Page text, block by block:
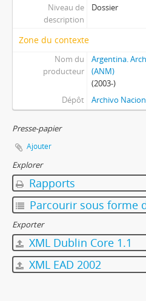
Niveau de
description
Dossier
Zone du contexte
Nom du
producteur
Argentina.
(ANM)
(2003-)
Dépôt
Archivo
Presse-papier
Ajouter
Explorer
Rapports
Parcourir sous forme
Exporter
XML Dublin Core 1.1
XML EAD 2002